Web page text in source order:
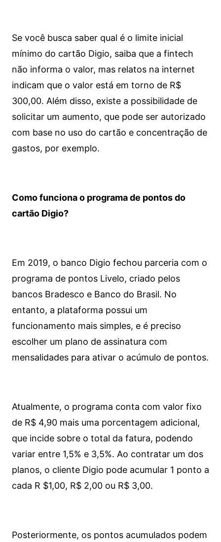
Se você busca saber qual é o limite inicial
mínimo do cartão Digio, saiba que a fintech
não informa o valor, mas relatos na internet
indicam que o valor está em torno de R$
300,00. Além disso, existe a possibilidade de
solicitar um aumento, que pode ser autorizado
com base no uso do cartão e concentração de
gastos, por exemplo.
Como funciona o programa de pontos do
cartão Digio?
Em 2019, o banco Digio fechou parceria com o
programa de pontos Livelo, criado pelos
bancos Bradesco e Banco do Brasil. No
entanto, a plataforma possui um
funcionamento mais simples, e é preciso
escolher um plano de assinatura com
mensalidades para ativar o acúmulo de pontos.
Atualmente, o programa conta com valor fixo
de R$ 4,90 mais uma porcentagem adicional,
que incide sobre o total da fatura, podendo
variar entre 1,5% e 3,5%. Ao contratar um dos
planos, o cliente Digio pode acumular 1 ponto a
cada R $1,00, R$ 2,00 ou R$ 3,00.
Posteriormente, os pontos acumulados podem